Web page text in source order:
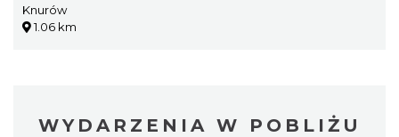
Knurów
1.06 km
WYDARZENIA W POBLIŻU